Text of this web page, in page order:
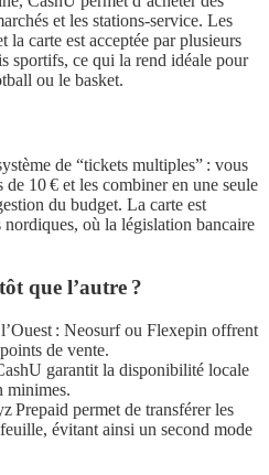
et les stations-service. Les
la carte est acceptée par plusieurs
sportifs, ce qui la rend idéale pour
ou le basket.
de “tickets multiples” : vous
10 € et les combiner en une seule
du budget. La carte est
où la législation bancaire
que l’autre ?
: Neosurf ou Flexepin offrent
de vente.
garantit la disponibilité locale
minimes.
Prepaid permet de transférer les
évitant ainsi un second mode